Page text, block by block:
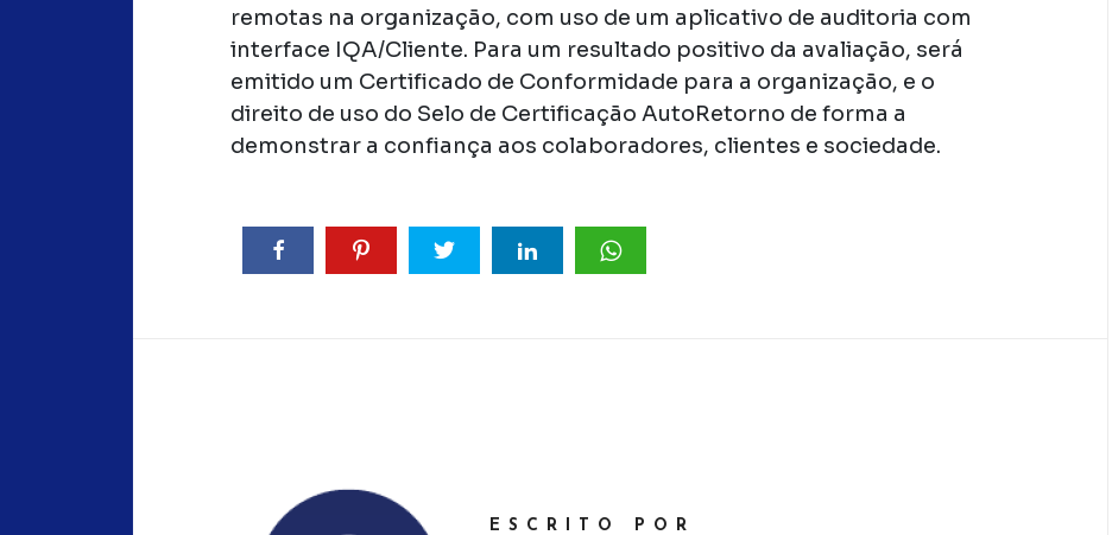
remotas na organização, com uso de um aplicativo de auditoria com
interface IQA/Cliente. Para um resultado positivo da avaliação, será
emitido um Certificado de Conformidade para a organização, e o
direito de uso do Selo de Certificação AutoRetorno de forma a
demonstrar a confiança aos colaboradores, clientes e sociedade.
ESCRITO POR